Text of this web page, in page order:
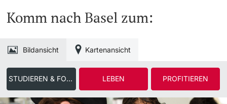
Komm nach Basel zum:
STUDIEREN & FORSCHEN LEBEN PROFITIEREN
Bildansicht Kartenansicht